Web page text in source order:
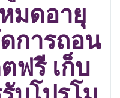
มดอายุ
การถอน
ฟรี เก็บ